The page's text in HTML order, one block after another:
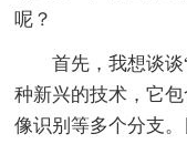
呢？
首先，我想谈谈“
种新兴的技术，它
像识别等多个分支